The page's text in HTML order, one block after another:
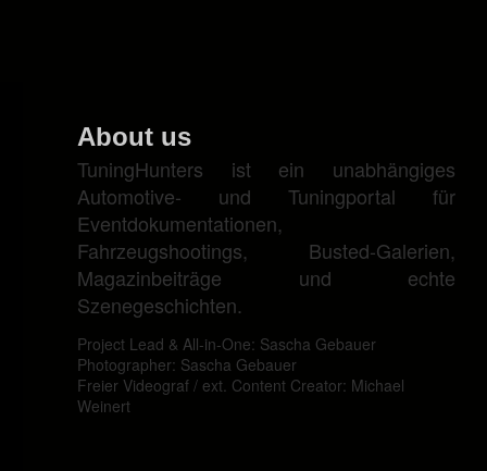
About us
TuningHunters ist ein unabhängiges
Automotive- und Tuningportal für
Eventdokumentationen,
Fahrzeugshootings, Busted-Galerien,
Magazinbeiträge und echte
Szenegeschichten.
Project Lead & All-in-One: Sascha Gebauer
Photographer: Sascha Gebauer
Freier Videograf / ext. Content Creator: Michael
Weinert